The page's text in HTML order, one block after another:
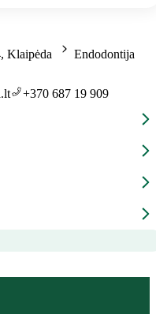
Klaipėda
Endodontija
+370 687 19 909